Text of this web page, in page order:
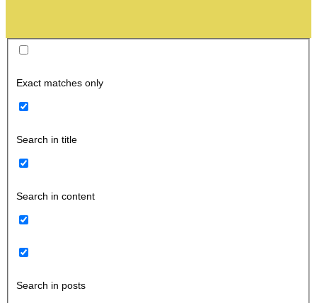
Exact matches only
Search in title
Search in content
Search in posts